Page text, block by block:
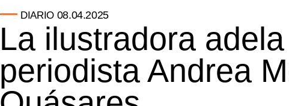
DIARIO 08.04.2025
La ilustradora
periodista Andrea